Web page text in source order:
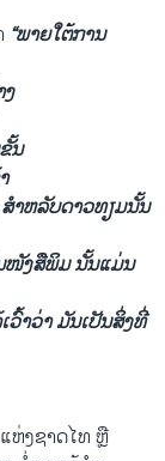
“ພາຍ​ໃຕ້​ການ​
ນ​
ຳ​ຫລັບ​ດາວ​ທຽມນັ້ນ
ໜັງສືພິມ ນັ້ນ​ແມ່ນ
າວ່າ ​ມັນ​ເປັນ​ສິ່ງ​ທີ່​
ຫ່ງ​ຊາດ​ໄທ ຫຼື